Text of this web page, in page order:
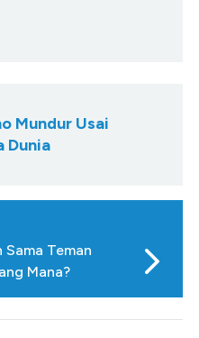
Mundur Usai
Dunia
Teman
Mana?